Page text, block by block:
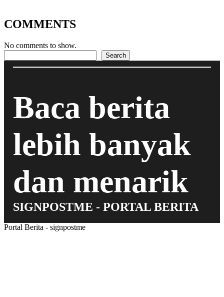
COMMENTS
No comments to show.
Search
Baca berita
lebih banyak
dan menarik
SIGNPOSTME - PORTAL BERITA
Portal Berita - signpostme